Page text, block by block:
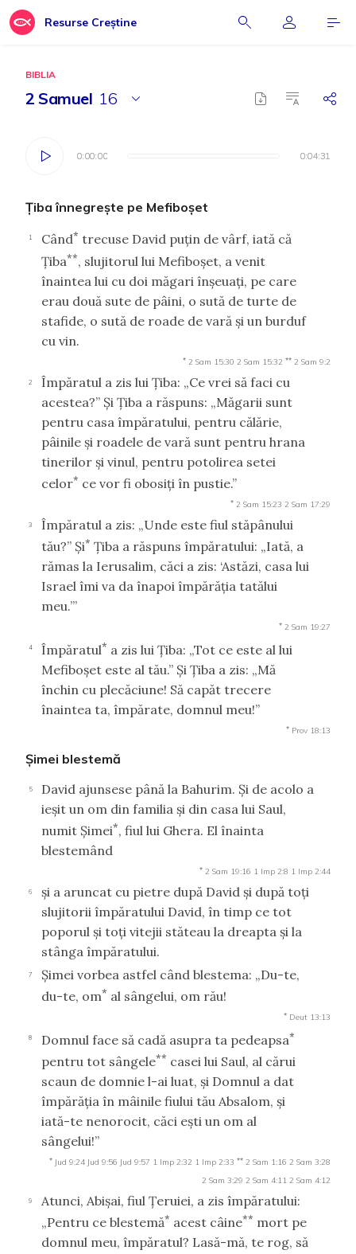
Resurse Creștine
BIBLIA
2 Samuel 16
0:00:00 0:04:31
0:00:00 0:04:31
Ţiba înnegreşte pe Mefiboşet
1 Când* trecuse David puţin de vârf, iată că
Ţiba**, slujitorul lui Mefiboşet, a venit
înaintea lui cu doi măgari înşeuaţi, pe care
erau două sute de pâini, o sută de turte de
stafide, o sută de roade de vară şi un burduf
cu vin.
* 2 Sam 15:30 2 Sam 15:32 ** 2 Sam 9:2
2
Împăratul a zis lui Ţiba: „Ce vrei să faci cu
acestea?” Şi Ţiba a răspuns: „Măgarii sunt
pentru casa împăratului, pentru călărie,
pâinile şi roadele de vară sunt pentru hrana
tinerilor şi vinul, pentru potolirea setei
celor* ce vor fi obosiţi în pustie.”
* 2 Sam 15:23 2 Sam 17:29
3
Împăratul a zis: „Unde este fiul stăpânului
tău?” Şi* Ţiba a răspuns împăratului: „Iată, a
rămas la Ierusalim, căci a zis: ‘Astăzi, casa lui
Israel îmi va da înapoi împărăţia tatălui
meu.’”
* 2 Sam 19:27
4 Împăratul* a zis lui Ţiba: „Tot ce este al lui
Mefiboşet este al tău.” Şi Ţiba a zis: „Mă
închin cu plecăciune! Să capăt trecere
înaintea ta, împărate, domnul meu!”
* Prov 18:13
Şimei blestemă
5
David ajunsese până la Bahurim. Şi de acolo a
ieşit un om din familia şi din casa lui Saul,
numit Şimei*, fiul lui Ghera. El înainta
blestemând
* 2 Sam 19:16 1 Imp 2:8 1 Imp 2:44
6
şi a aruncat cu pietre după David şi după toţi
slujitorii împăratului David, în timp ce tot
poporul şi toţi vitejii stăteau la dreapta şi la
stânga împăratului.
7
Şimei vorbea astfel când blestema: „Du-te,
du-te, om* al sângelui, om rău!
* Deut 13:13
8 Domnul face să cadă asupra ta pedeapsa*
pentru tot sângele** casei lui Saul, al cărui
scaun de domnie l-ai luat, şi Domnul a dat
împărăţia în mâinile fiului tău Absalom, şi
iată-te nenorocit, căci eşti un om al
sângelui!”
* Jud 9:24 Jud 9:56 Jud 9:57 1 Imp 2:32 1 Imp 2:33 ** 2 Sam 1:16 2 Sam 3:28
2 Sam 3:29 2 Sam 4:11 2 Sam 4:12
9
Atunci, Abişai, fiul Ţeruiei, a zis împăratului:
„Pentru ce blestemă* acest câine** mort pe
domnul meu, împăratul? Lasă-mă, te rog, să